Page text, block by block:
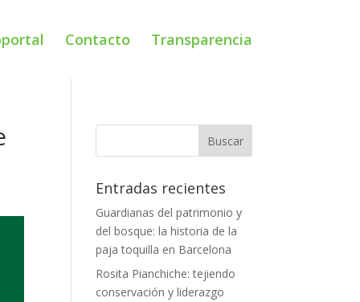
Contacto Transparencia
Entradas recientes
Guardianas del patrimonio y
del bosque: la historia de la
paja toquilla en Barcelona
Rosita Pianchiche: tejiendo
conservación y liderazgo